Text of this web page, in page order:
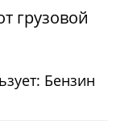
грузовой
Бензин